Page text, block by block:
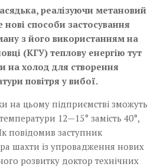
реалізу­ючи метановий
нові способи застосування
з його використанням на
(КГУ) теплову енергію тут
на холод для створення
повітря у вибої.
на цьому підприємстві зможуть
12—15° замість 40°,
повідомив заступник
шахти із упровадження нових
розвитку доктор технічних